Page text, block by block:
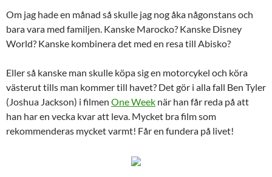
Om jag hade en månad så skulle jag nog åka någonstans och
bara vara med familjen. Kanske Marocko? Kanske Disney
World? Kanske kombinera det med en resa till Abisko?
Eller så kanske man skulle köpa sig en motorcykel och köra
västerut tills man kommer till havet? Det gör i alla fall Ben Tyler
(Joshua Jackson) i filmen One Week när han får reda på att
han har en vecka kvar att leva. Mycket bra film som
rekommenderas mycket varmt! Får en fundera på livet!